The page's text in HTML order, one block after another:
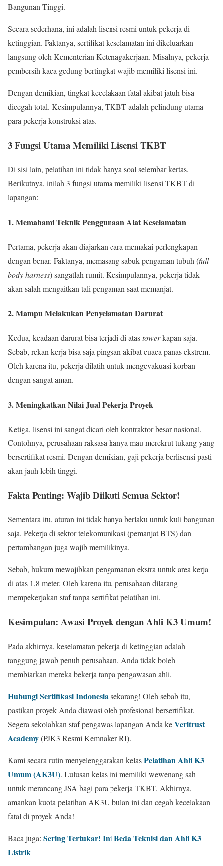
Bangunan Tinggi.
Secara sederhana, ini adalah lisensi resmi untuk pekerja di
ketinggian. Faktanya, sertifikat keselamatan ini dikeluarkan
langsung oleh Kementerian Ketenagakerjaan. Misalnya, pekerja
pembersih kaca gedung bertingkat wajib memiliki lisensi ini.
Dengan demikian, tingkat kecelakaan fatal akibat jatuh bisa
dicegah total. Kesimpulannya, TKBT adalah pelindung utama
para pekerja konstruksi atas.
3 Fungsi Utama Memiliki Lisensi TKBT
Di sisi lain, pelatihan ini tidak hanya soal selembar kertas.
Berikutnya, inilah 3 fungsi utama memiliki lisensi TKBT di
lapangan:
1. Memahami Teknik Penggunaan Alat Keselamatan
Pertama, pekerja akan diajarkan cara memakai perlengkapan
dengan benar. Faktanya, memasang sabuk pengaman tubuh (full
body harness) sangatlah rumit. Kesimpulannya, pekerja tidak
akan salah mengaitkan tali pengaman saat memanjat.
2. Mampu Melakukan Penyelamatan Darurat
Kedua, keadaan darurat bisa terjadi di atastowerkapan saja.
Sebab, rekan kerja bisa saja pingsan akibat cuaca panas ekstrem.
Oleh karena itu, pekerja dilatih untuk mengevakuasi korban
dengan sangat aman.
3. Meningkatkan Nilai Jual Pekerja Proyek
Ketiga, lisensi ini sangat dicari oleh kontraktor besar nasional.
Contohnya, perusahaan raksasa hanya mau merekrut tukang yang
bersertifikat resmi. Dengan demikian, gaji pekerja berlisensi pasti
akan jauh lebih tinggi.
Fakta Penting: Wajib Diikuti Semua Sektor!
Sementara itu, aturan ini tidak hanya berlaku untuk kuli bangunan
saja. Pekerja di sektor telekomunikasi (pemanjat BTS) dan
pertambangan juga wajib memilikinya.
Sebab, hukum mewajibkan pengamanan ekstra untuk area kerja
di atas 1,8 meter. Oleh karena itu, perusahaan dilarang
mempekerjakan staf tanpa sertifikat pelatihan ini.
Kesimpulan: Awasi Proyek dengan Ahli K3 Umum!
Pada akhirnya, keselamatan pekerja di ketinggian adalah
tanggung jawab penuh perusahaan. Anda tidak boleh
membiarkan mereka bekerja tanpa pengawasan ahli.
Hubungi Sertifikasi Indonesiasekarang! Oleh sebab itu,
pastikan proyek Anda diawasi oleh profesional bersertifikat.
Segera sekolahkan staf pengawas lapangan Anda keVeritrust
Academy(PJK3 Resmi Kemnaker RI).
Kami secara rutin menyelenggarakan kelasPelatihan Ahli K3
Umum (AK3U). Lulusan kelas ini memiliki wewenang sah
untuk merancang JSA bagi para pekerja TKBT. Akhirnya,
amankan kuota pelatihan AK3U bulan ini dan cegah kecelakaan
fatal di proyek Anda!
Baca juga: Sering Tertukar! Ini Beda Teknisi dan Ahli K3
Listrik